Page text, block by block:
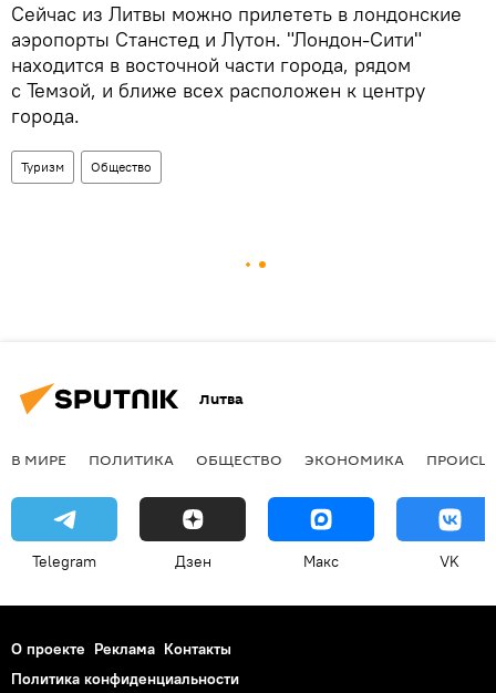
Сейчас из Литвы можно прилететь в лондонские
аэропорты Станстед и Лутон. "Лондон-Сити"
находится в восточной части города, рядом
с Темзой, и ближе всех расположен к центру
города.
Туризм Общество
Литва
В МИРЕ ПОЛИТИКА ОБЩЕСТВО ЭКОНОМИКА
Telegram Дзен Макс VK
О проекте Реклама Контакты
Политика конфиденциальности